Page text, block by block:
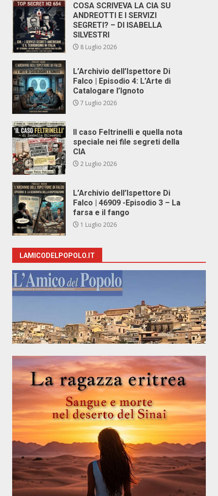
COSA SCRIVEVA LA CIA SU
ANDREOTTI E I SERVIZI
SEGRETI? – DI ISABELLA
SILVESTRI
8 Luglio 2026
L’Archivio dell’Ispettore Di
Falco | Episodio 4: L’Arte di
Catalogare l’Ignoto
7 Luglio 2026
Il caso Feltrinelli e quella nota
speciale nei file segreti della
CIA
2 Luglio 2026
L’Archivio dell’Ispettore Di
Falco | 46909 -Episodio 3 – La
farsa e il fango
1 Luglio 2026
LAMICODELPOPOLO.IT